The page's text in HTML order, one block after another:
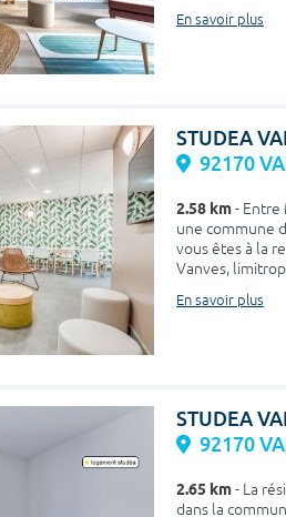
En savoir plus
STUDEA
92170
2.58 km- Entre
une commune
vous êtes à la
Vanves,
En savoir plus
STUDEA
92170
2.65 km- La
dans la